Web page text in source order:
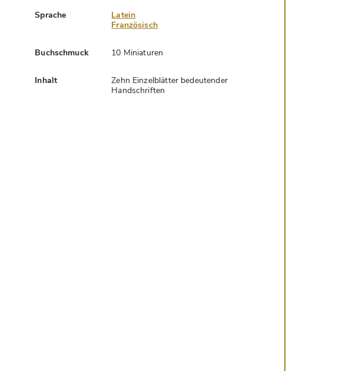
Sprache
Latein
Französisch
Buchschmuck 10 Miniaturen
Inhalt
Zehn Einzelblätter bedeutender
Handschriften